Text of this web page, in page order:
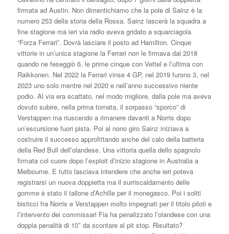
firmata ad Austin. Non dimentichiamo che la pole di Sainz è la
numero 253 della storia della Rossa. Sainz lascerà la squadra a
fine stagione ma ieri via radio aveva gridato a squarciagola
“Forza Ferrari”. Dovrà lasciare il posto ad Hamilton. Cinque
vittorie in un’unica stagione la Ferrari non le firmava dal 2018
quando ne feseggiò 6, le prime cinque con Vettel e l’ultima con
Raikkonen. Nel 2022 la Ferrari vinse 4 GP, nel 2019 furono 3, nel
2023 uno solo mentre nel 2020 e nell’anno successivo niente
podio. Al via era scattato, nel modo migliore, dalla pole ma aveva
dovuto subire, nella prima tornata, il sorpasso “sporco” di
Verstappen ma riuscendo a rimanere davanti a Norris dopo
un’escursione fuori pista. Poi al nono giro Sainz iniziava a
costruire il successo approfittando anche del calo della batteria
della Red Bull dell’olandese. Una vittoria quella dello spagnolo
firmata col cuore dopo l’exploit d’inizio stagione in Australia a
Melbourne. E tutto lasciava intendere che anche ieri poteva
registrarsi un nuova doppietta ma il surriscaldamento delle
gomme è stato il tallone d’Achille per il monegasco. Poi i soliti
bisticci fra Norris e Verstappen molto impegnati per il titolo piloti e
l’intervento dei commissari Fia ha penalizzato l’olandese con una
doppia penalità di 10″ da scontare al pit stop. Risultato?